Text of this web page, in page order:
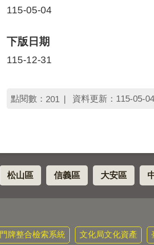
115-05-04
下版日期
115-12-31
點閱數： 201 資料更新：115-05-
松山區 信義區 大安區
門牌整合檢索系統 文化局文化資產